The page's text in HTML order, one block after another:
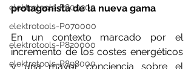
elektrotools-P800300
elektrotools-P070000
elektrotools-P820000
elektrotools-P898000
protagonista de la nueva gama
En un contexto marcado por el
incremento de los costes energéticos
y una mayor conciencia sobre el